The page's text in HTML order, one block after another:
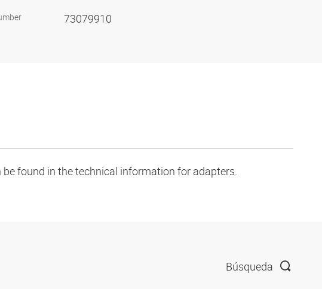
73079910
found in the technical information for adapters.
Búsqueda